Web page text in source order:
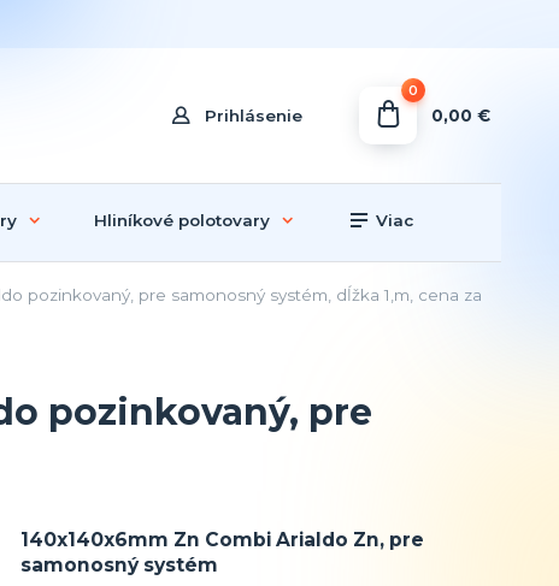
Prihlásenie
0
0,00 €
Hliníkové polotovary Viac
pozinkovaný, pre samonosný systém, dĺžka 1,m, cena za
pozinkovaný, pre
140x140x6mm Zn Combi Arialdo Zn, pre
samonosný systém